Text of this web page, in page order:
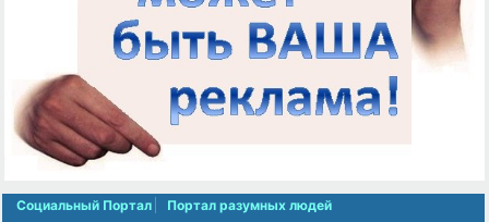
Социальный Портал Портал разумных людей